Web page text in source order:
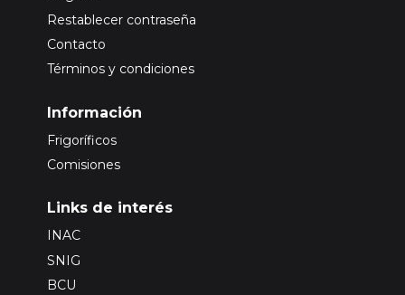
Restablecer contraseña
Contacto
Términos y condiciones
Información
Frigoríficos
Comisiones
Links de interés
INAC
SNIG
BCU